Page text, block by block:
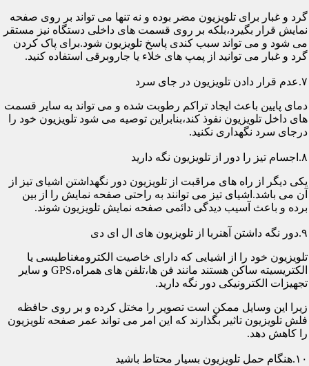
گرد و غبار برای تلویزیون مضر بوده و نه تنها می تواند بر روی صفحه
نمایش قرار بگیرد،بلکه بر روی قسمت های داخلی دستگاه نیز مستقر
می شود و می تواند سبب کندی پاسخ تلویزیون شود.برای پاک کردن
گرد و غبار می توانید از پمپ های خلاء یا جاروبرقی استفاده کنید.
۷.عدم قرار دادن تلویزیون در جای سرد
دمای پایین باعث ایجاد تراکم رطوبت شده و می تواند به سایر قسمت
های داخل تلویزیون نفوذ کند،بنابراین توصیه می شود تلویزیون خود را
درجای سرد نگهداری نکنید.
۸.اجسام تیز را دور از تلویزیون نگه دارید
یکی دیگر از راه های مراقبت از تلویزیون دور نگهداشتن اشیای تیز از
آن می باشد.اشیای تیز می توانند به راحتی صفحه نمایش را از بین
برده و باعث آسیب دیدگی دائمی صفحه نمایش تلویزیون شوند.
۹.دور نگه داشتن آهنربا از تلویزیون های ال ای دی
تلویزیون خود را از اشیایی که دارای خاصیت الکترومغناطیسی یا
الکتریسیته ساکن هستند مانند فن ها،تلفن های همراه،GPS و سایر
تجهیزات الکترونیکی دور نگه دارید.
زیرا این وسایل ممکن است تصویر را مختل کرده و بر روی حافظه
فلش تلویزیون تاثیر بگذارند که این امر می تواند عمر صفحه تلویزیون
را کاهش دهد.
۱۰.هنگام حمل تلویزیون بسیار محتاط باشید